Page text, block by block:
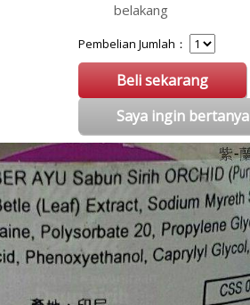
belakang
Pembelian Jumlah：
Beli sekarang
Saya ingin bertanya